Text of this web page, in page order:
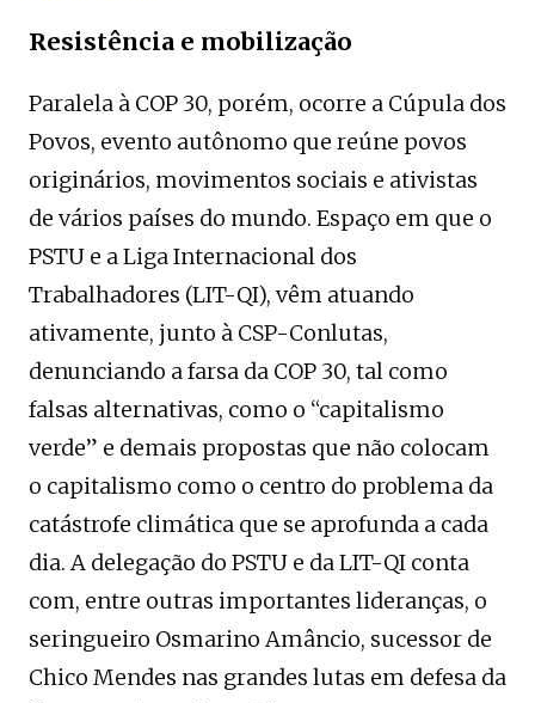
Resistência e mobilização
Paralela à COP 30, porém, ocorre a Cúpula dos
Povos, evento autônomo que reúne povos
originários, movimentos sociais e ativistas
de vários países do mundo. Espaço em que o
PSTU e a Liga Internacional dos
Trabalhadores (LIT-QI), vêm atuando
ativamente, junto à CSP-Conlutas,
denunciando a farsa da COP 30, tal como
falsas alternativas, como o “capitalismo
verde” e demais propostas que não colocam
o capitalismo como o centro do problema da
catástrofe climática que se aprofunda a cada
dia. A delegação do PSTU e da LIT-QI conta
com, entre outras importantes lideranças, o
seringueiro Osmarino Amâncio, sucessor de
Chico Mendes nas grandes lutas em defesa da